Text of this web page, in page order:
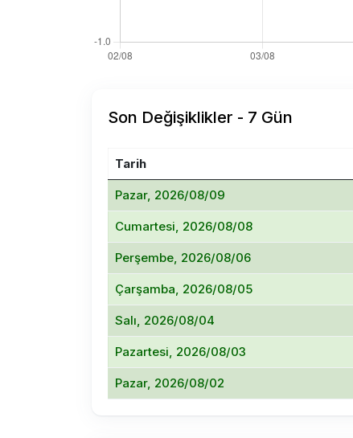
Son Değişiklikler - 7 Gün
Tarih
Pazar, 2026/08/09
Cumartesi, 2026/08/08
Perşembe, 2026/08/06
Çarşamba, 2026/08/05
Salı, 2026/08/04
Pazartesi, 2026/08/03
Pazar, 2026/08/02